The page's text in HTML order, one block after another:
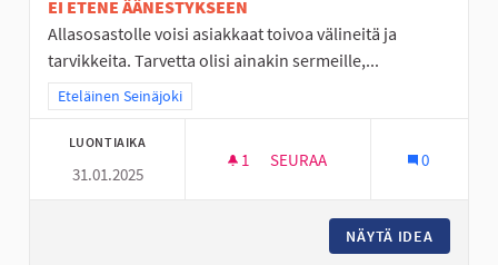
EI ETENE ÄÄNESTYKSEEN
Allasosastolle voisi asiakkaat toivoa välineitä ja
tarvikkeita. Tarvetta olisi ainakin sermeille,...
Rajaa tulokset teeman mukaan: Eteläinen Seinäjoki
Eteläinen Seinäjoki
LUONTIAIKA
31.01.2025
1 1 SEURAAJA
SEURAA 0
NÄYTÄ IDEA